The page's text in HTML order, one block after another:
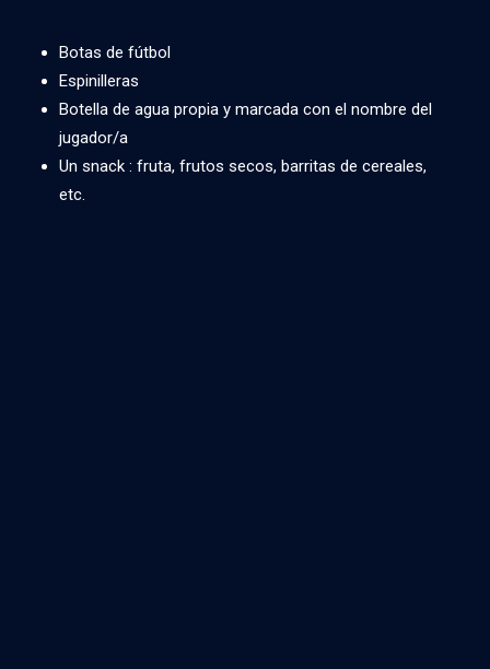
Botas de fútbol
Espinilleras
Botella de agua propia y marcada con el nombre del
jugador/a
Un snack : fruta, frutos secos, barritas de cereales,
etc.